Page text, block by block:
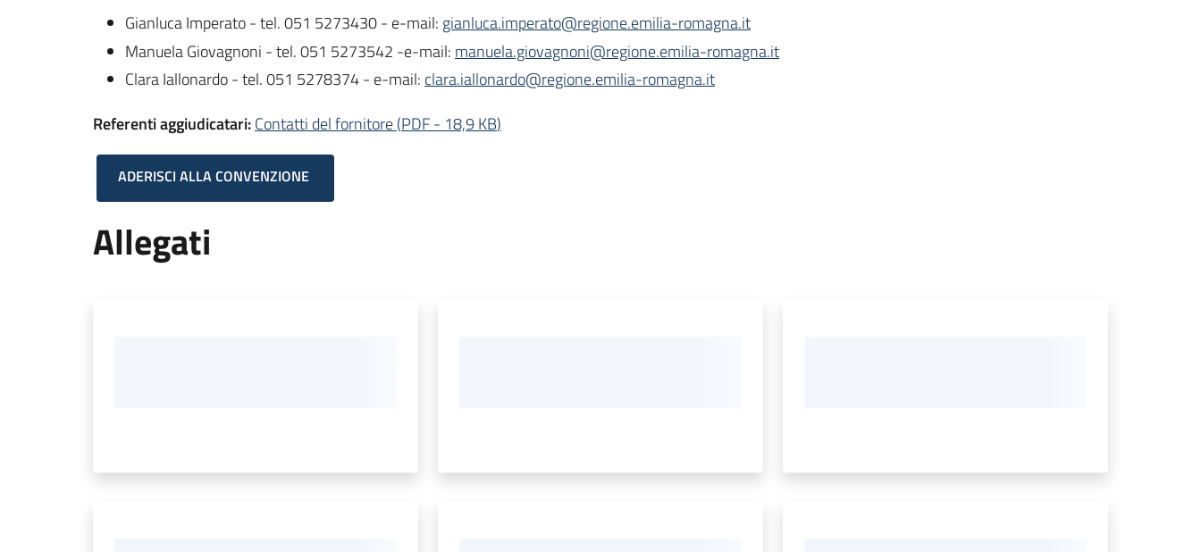
Gianluca Imperato - tel. 051 5273430 - e-mail: gianluca.imperato@regione.emilia-romagna.it
Manuela Giovagnoni - tel. 051 5273542 -e-mail: manuela.giovagnoni@regione.emilia-romagna.it
Clara Iallonardo - tel. 051 5278374 - e-mail: clara.iallonardo@regione.emilia-romagna.it
Referenti aggiudicatari:Contatti del fornitore(PDF- 18,9 KB)
ADERISCI ALLA CONVENZIONE
Allegati